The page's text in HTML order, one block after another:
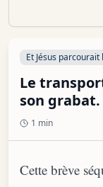
Et Jésus
Le
son grabat.
1 min
Cette brève